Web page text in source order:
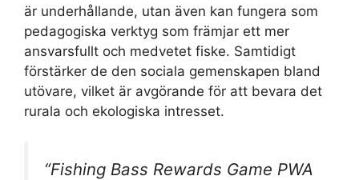
är underhållande, utan även kan fungera som
pedagogiska verktyg som främjar ett mer
ansvarsfullt och medvetet fiske. Samtidigt
förstärker de den sociala gemenskapen bland
utövare, vilket är avgörande för att bevara det
rurala och ekologiska intresset.
“Fishing Bass Rewards Game PWA